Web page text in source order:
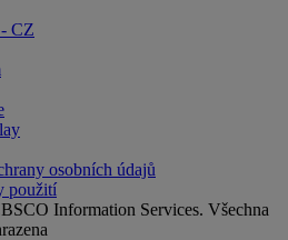
CZ
osobních údajů
použití
Information Services. Všechna